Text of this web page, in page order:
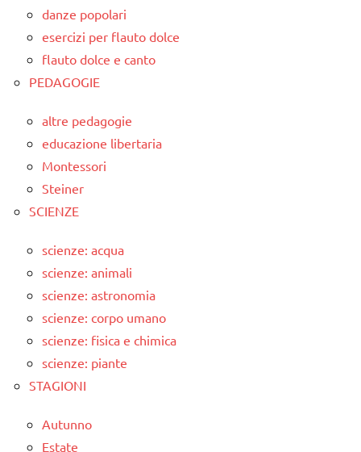
danze popolari
esercizi per flauto dolce
flauto dolce e canto
PEDAGOGIE
altre pedagogie
educazione libertaria
Montessori
Steiner
SCIENZE
scienze: acqua
scienze: animali
scienze: astronomia
scienze: corpo umano
scienze: fisica e chimica
scienze: piante
STAGIONI
Autunno
Estate